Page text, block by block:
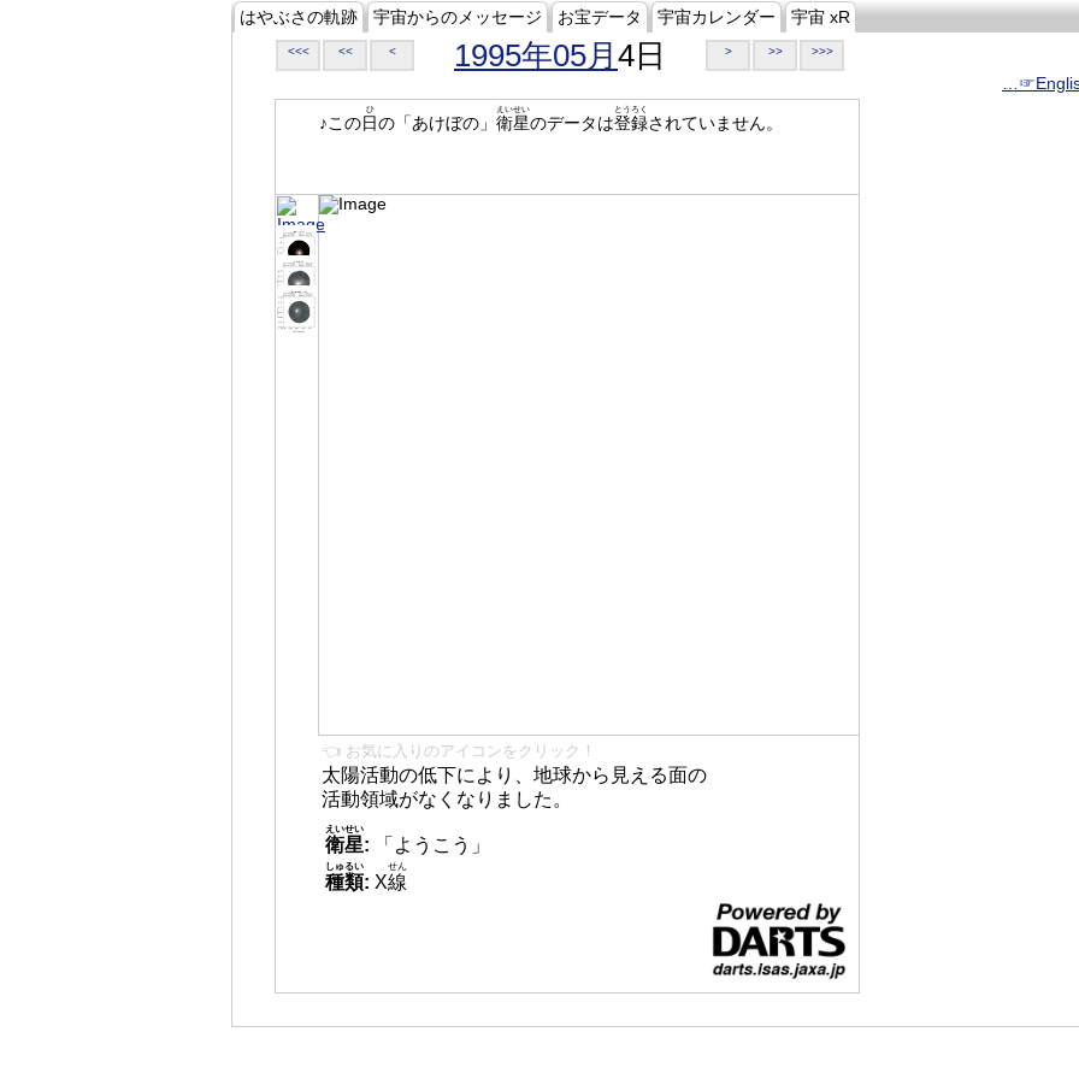
はやぶさの軌跡 宇宙からのメッセージ お宝データ 宇宙カレンダー 宇宙 xR
<<< << < 1995年05月 4日 > >> >>>
♪この日
ひ
の「あけぼの」 衛星
えいせい
のデータは登録
とうろく
されていません。
👈 お気に入りのアイコンをクリック！
太陽活動の低下により、地球から見える面の
活動領域がなくなりました。
衛星
えいせい
:
「ようこう」
種類
しゅるい
: X線
せん